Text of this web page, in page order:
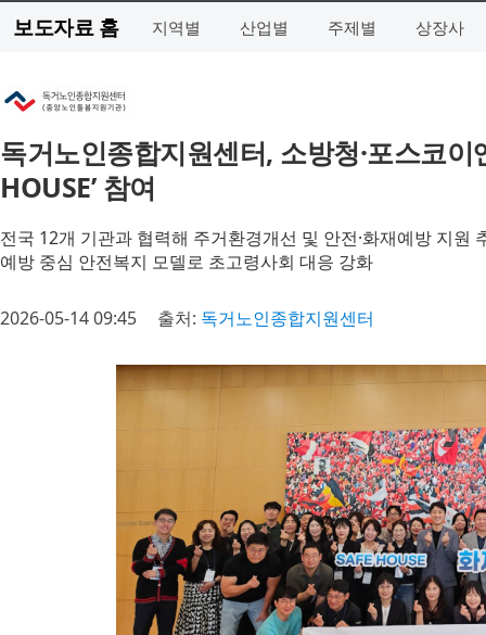
보도자료 홈 지역별 산업별 주제별 상장사
독거노인종합지원센터, 소방청·포스코이
HOUSE’ 참여
전국 12개 기관과 협력해 주거환경개선 및 안전·화재예방 지원
예방 중심 안전복지 모델로 초고령사회 대응 강화
2026-05-14 09:45 출처: 독거노인종합지원센터